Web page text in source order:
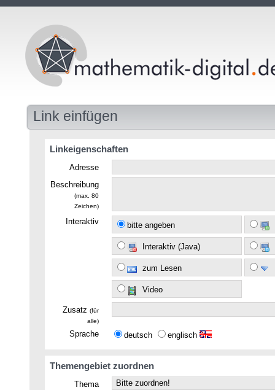
Link einfügen
Linkeigenschaften
Adresse
Beschreibung
(max. 80
Zeichen)
Interaktiv bitte angeben
Interaktiv (Java)
zum Lesen
Video
Zusatz (für
alle)
Sprache deutsch englisch
Themengebiet zuordnen
Thema